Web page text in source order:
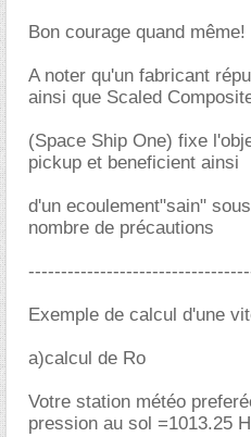
Bon courage quand même!
A noter qu'un fabricant
ainsi que Scaled
(Space Ship One) fixe
pickup et beneficient ainsi
d'un ecoulement"sain"
nombre de précautions
Exemple de calcul d'une
a)calcul de Ro
Votre station météo
pression au sol =1013.25